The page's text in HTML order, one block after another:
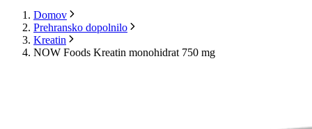
Domov
Prehransko dopolnilo
Kreatin
NOW Foods Kreatin monohidrat 750 mg